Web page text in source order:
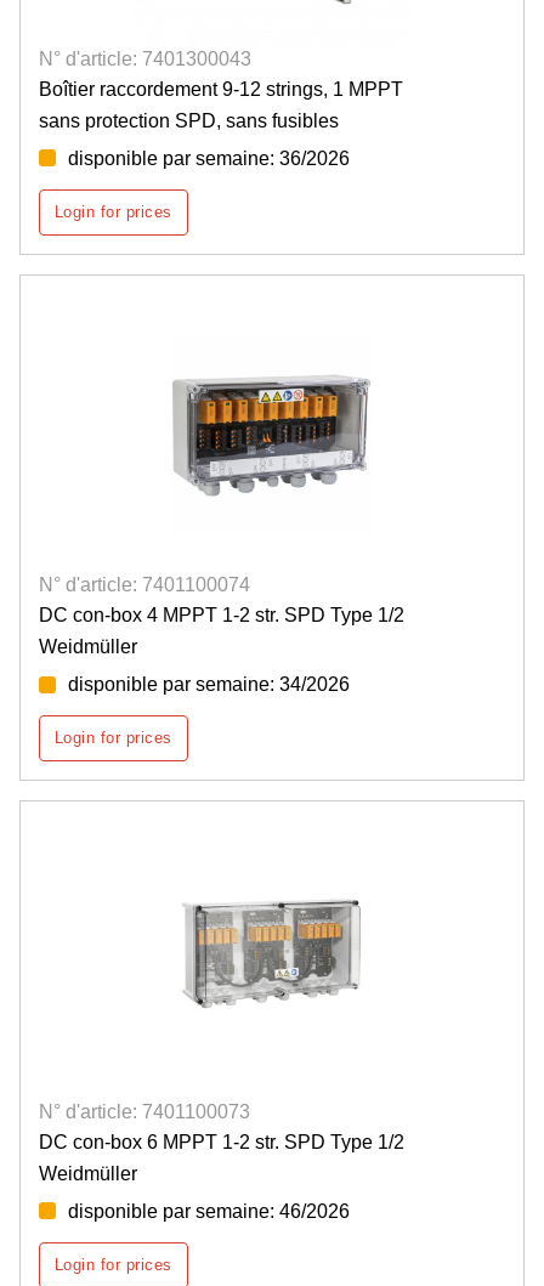
N° d'article: 7401300043
Boîtier raccordement 9-12 strings, 1 MPPT
sans protection SPD, sans fusibles
disponible par semaine: 36/2026
Login for prices
N° d'article: 7401100074
DC con-box 4 MPPT 1-2 str. SPD Type 1/2
Weidmüller
disponible par semaine: 34/2026
Login for prices
N° d'article: 7401100073
DC con-box 6 MPPT 1-2 str. SPD Type 1/2
Weidmüller
disponible par semaine: 46/2026
Login for prices